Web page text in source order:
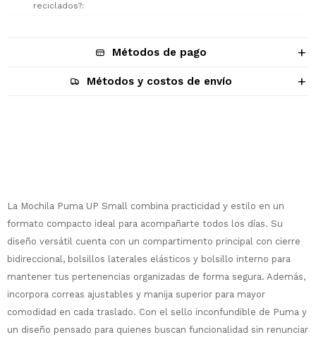
reciclados?
Métodos de pago
Métodos y costos de envío
La Mochila Puma UP Small combina practicidad y estilo en un
formato compacto ideal para acompañarte todos los días. Su
diseño versátil cuenta con un compartimento principal con cierre
bidireccional, bolsillos laterales elásticos y bolsillo interno para
mantener tus pertenencias organizadas de forma segura. Además,
incorpora correas ajustables y manija superior para mayor
comodidad en cada traslado. Con el sello inconfundible de Puma y
un diseño pensado para quienes buscan funcionalidad sin renunciar
¡Sumate a la forma más ágil de
comprar!
Comprá en 3 cuotas sin recargo o hasta
en 12 cuotas * ¡Solo con tu cédula!